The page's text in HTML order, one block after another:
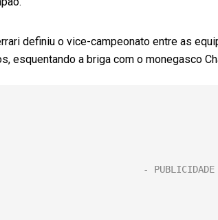
definiu o vice-campeonato entre as
esquentando a briga com o monegasco